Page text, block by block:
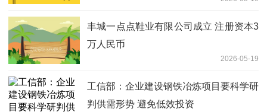
丰城一点点鞋业有限公司成立 注册资本3
万人民币
2026-05-19
工信部：企业建设钢铁冶炼项目要科学研
判供需形势 避免低效投资